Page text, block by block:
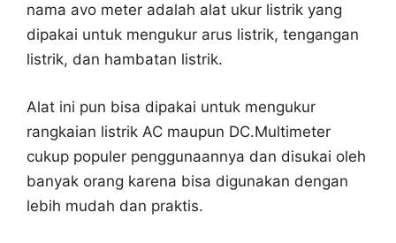
nama avo meter adalah alat ukur listrik yang
dipakai untuk mengukur arus listrik, tengangan
listrik, dan hambatan listrik.
Alat ini pun bisa dipakai untuk mengukur
rangkaian listrik AC maupun DC.Multimeter
cukup populer penggunaannya dan disukai oleh
banyak orang karena bisa digunakan dengan
lebih mudah dan praktis.